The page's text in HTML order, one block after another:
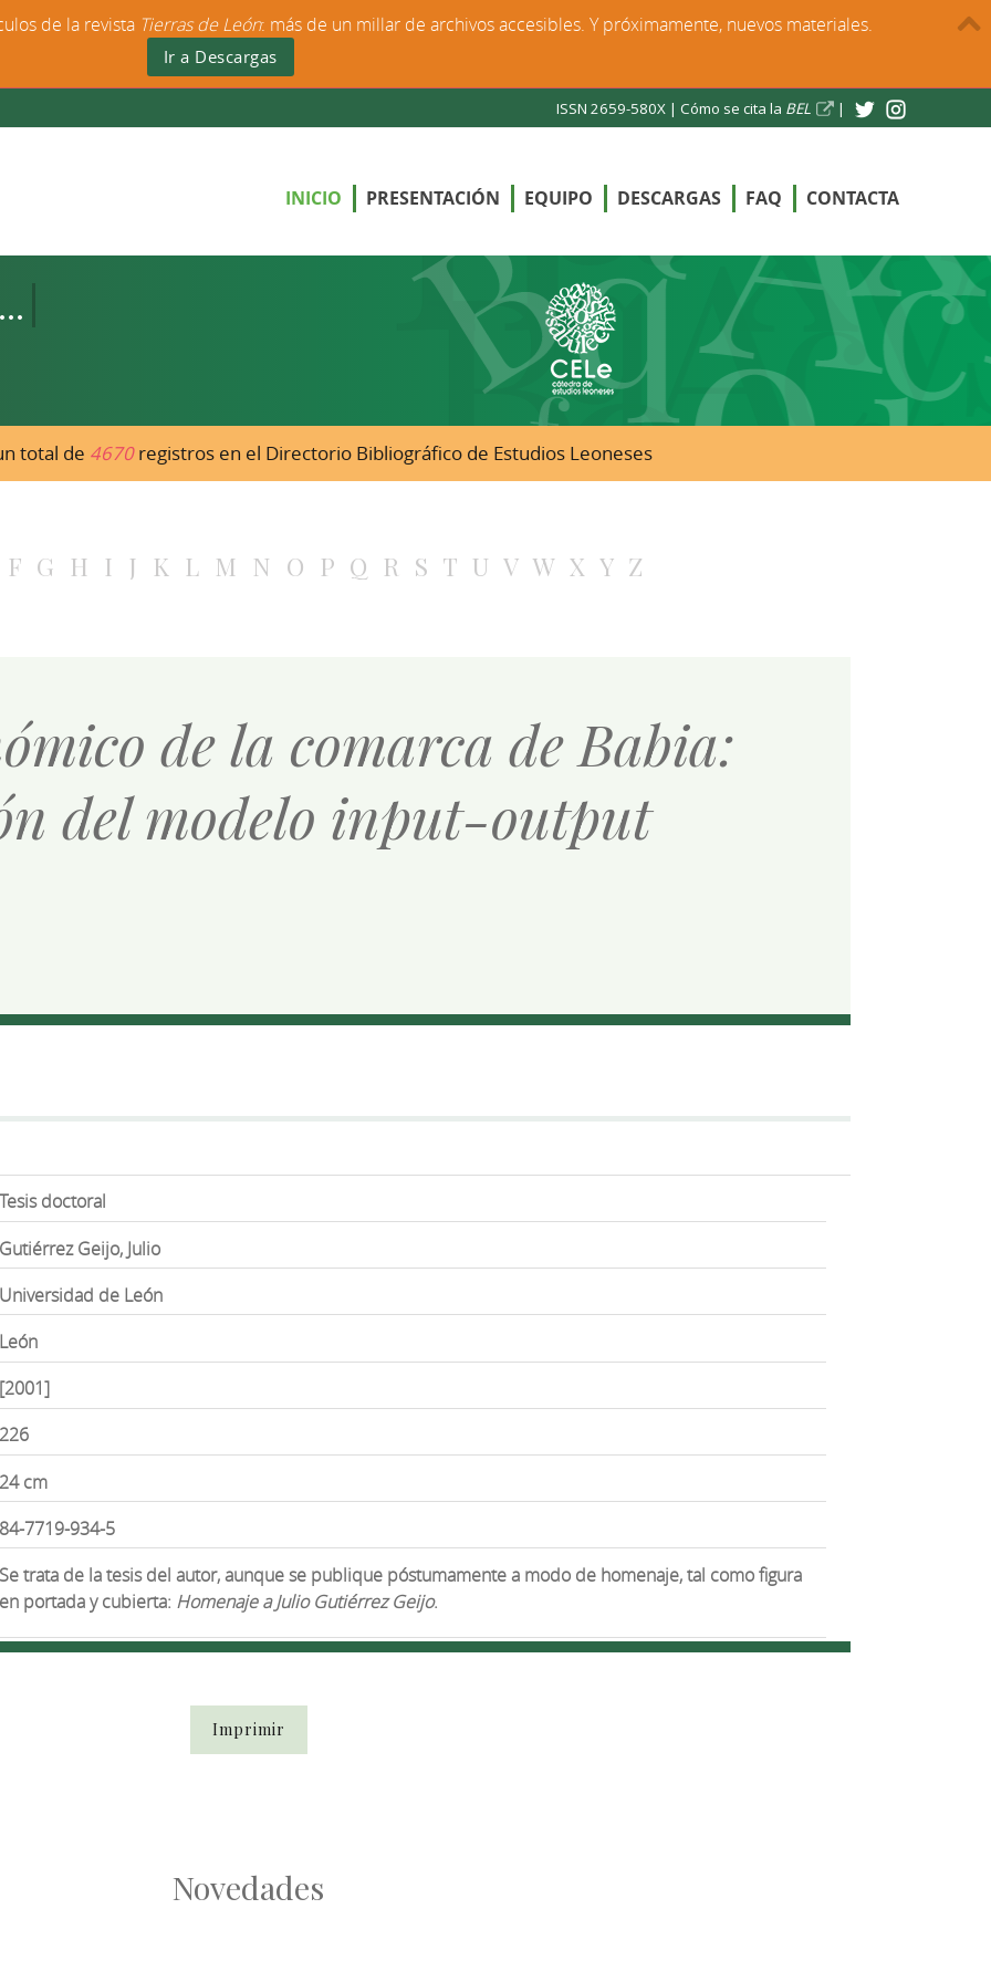
ISSN 2659-580X | Cómo se cita la BEL |
INICIO PRESENTACIÓN EQUIPO DESCARGAS FAQ CONTACTA
total de 4670registros en el Directorio Bibliográfico de Estudios Leoneses
F G H I J K L M N O P Q R S T U V W X Y Z
de la comarca de Babia:
del modelo input-output
Tesis doctoral
Gutiérrez Geijo, Julio
Universidad de León
León
[2001]
226
24 cm
84-7719-934-5
Se trata de la tesis del autor, aunque se publique póstumamente a modo de homenaje, tal como figura
en portada y cubierta: Homenaje a Julio Gutiérrez Geijo.
Imprimir
Novedades
de la revista Tierras de León: más de un millar de archivos accesibles. Y próximamente, nuevos materiales.
Ir a Descargas